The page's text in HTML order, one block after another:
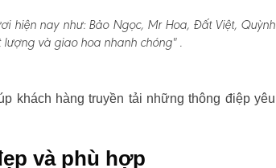
hiện nay như: Bảo Ngọc, Mr Hoa, Đất Việt, Quỳnh
lượng và giao hoa nhanh chóng" .
khách hàng truyền tải những thông điệp yêu
và phù hợp